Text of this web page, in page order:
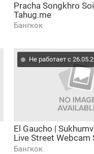
Pracha Songkhro
Tahug.me
Бангкок
Не работает с
El Gaucho |
Live Street Webcam
Ultra HD
Бангкок